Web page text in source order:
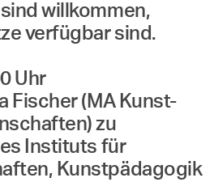
willkommen,
verfügbar sind.
Uhr
Fischer (MA Kunst-
zu
Instituts für
Kunstpädagogik